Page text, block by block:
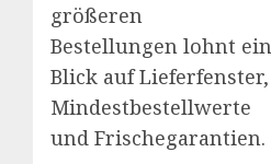
größeren
Bestellungen lohnt ein
Blick auf Lieferfenster,
Mindestbestellwerte
und Frischegarantien.